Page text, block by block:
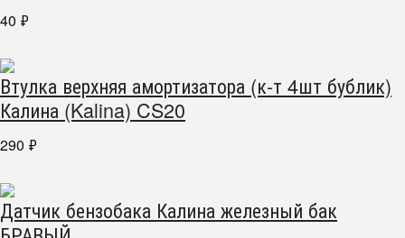
40 ₽
Втулка верхняя амортизатора (к-т 4шт бублик)
Калина (Kalina) CS20
290 ₽
Датчик бензобака Калина железный бак